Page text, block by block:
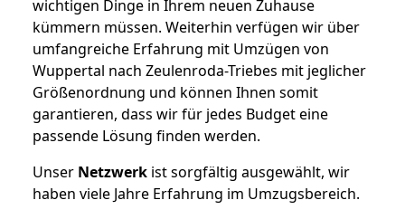
wichtigen Dinge in Ihrem neuen Zuhause
kümmern müssen. Weiterhin verfügen wir über
umfangreiche Erfahrung mit Umzügen von
Wuppertal nach Zeulenroda-Triebes mit jeglicher
Größenordnung und können Ihnen somit
garantieren, dass wir für jedes Budget eine
passende Lösung finden werden.
Unser Netzwerk ist sorgfältig ausgewählt, wir
haben viele Jahre Erfahrung im Umzugsbereich.